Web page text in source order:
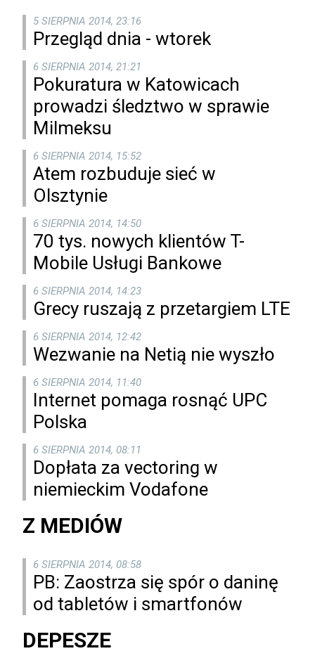
5 SIERPNIA 2014, 23:16
Przegląd dnia - wtorek
6 SIERPNIA 2014, 21:21
Pokuratura w Katowicach
prowadzi śledztwo w sprawie
Milmeksu
6 SIERPNIA 2014, 15:52
Atem rozbuduje sieć w
Olsztynie
6 SIERPNIA 2014, 14:50
70 tys. nowych klientów T-
Mobile Usługi Bankowe
6 SIERPNIA 2014, 14:23
Grecy ruszają z przetargiem LTE
6 SIERPNIA 2014, 12:42
Wezwanie na Netią nie wyszło
6 SIERPNIA 2014, 11:40
Internet pomaga rosnąć UPC
Polska
6 SIERPNIA 2014, 08:11
Dopłata za vectoring w
niemieckim Vodafone
Z MEDIÓW
6 SIERPNIA 2014, 08:58
PB: Zaostrza się spór o daninę
od tabletów i smartfonów
DEPESZE